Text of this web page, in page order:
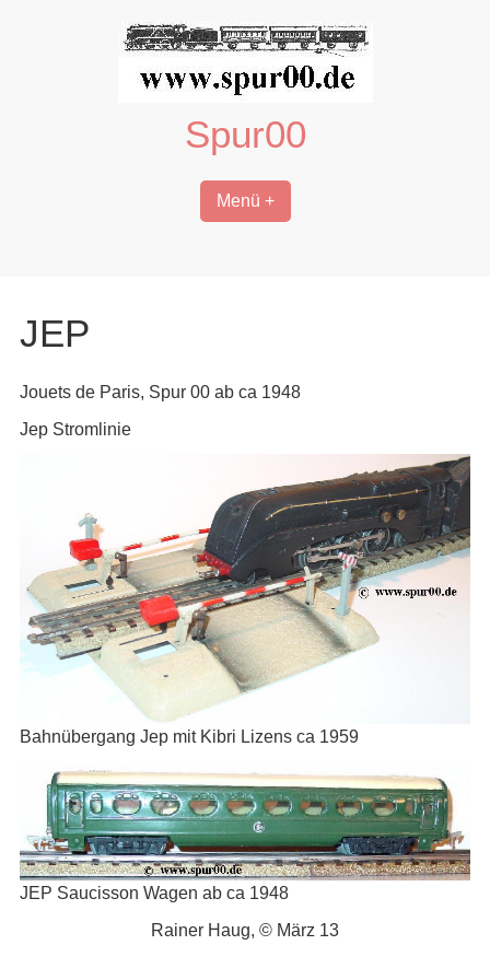
Spur00
Menü +
JEP
Jouets de Paris, Spur 00 ab ca 1948
Jep Stromlinie
Bahnübergang Jep mit Kibri Lizens ca 1959
JEP Saucisson Wagen ab ca 1948
Rainer Haug, © März 13